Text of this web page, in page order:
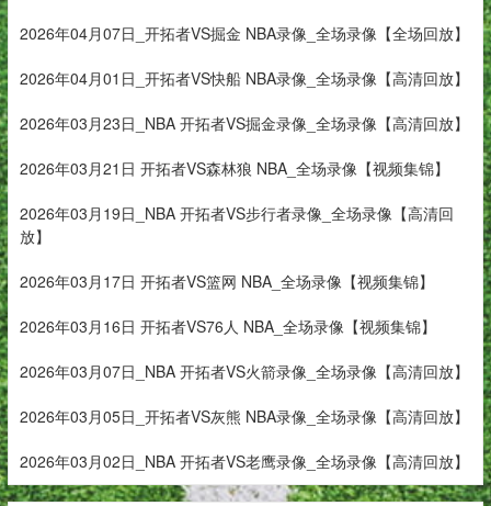
2026年04月07日_开拓者VS掘金 NBA录像_全场录像【全场回放】
2026年04月01日_开拓者VS快船 NBA录像_全场录像【高清回放】
2026年03月23日_NBA 开拓者VS掘金录像_全场录像【高清回放】
2026年03月21日 开拓者VS森林狼 NBA_全场录像【视频集锦】
2026年03月19日_NBA 开拓者VS步行者录像_全场录像【高清回
放】
2026年03月17日 开拓者VS篮网 NBA_全场录像【视频集锦】
2026年03月16日 开拓者VS76人 NBA_全场录像【视频集锦】
2026年03月07日_NBA 开拓者VS火箭录像_全场录像【高清回放】
2026年03月05日_开拓者VS灰熊 NBA录像_全场录像【高清回放】
2026年03月02日_NBA 开拓者VS老鹰录像_全场录像【高清回放】